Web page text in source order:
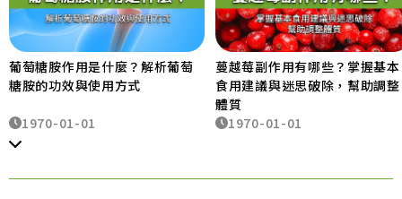
葡萄糖胺作用是什麼？解析葡萄
糖胺的功效與使用方式
1970-01-01
蔓越莓副作用有哪些？掌握基本
食用建議與迷思破除，幫助調整
體質
1970-01-01